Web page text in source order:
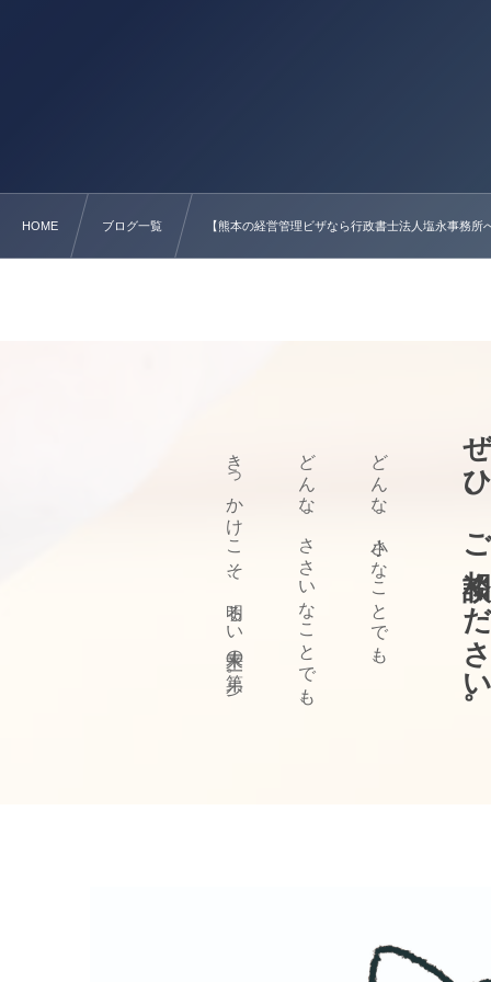
HOME ブログ一覧 【熊本の経営管理ビザなら行政書士法人塩永事務所
ぜひ、ご相
どんな、小さなことでも、
どんな、ささいなことでも、
きっかけこそ、明るい未来の第一歩。